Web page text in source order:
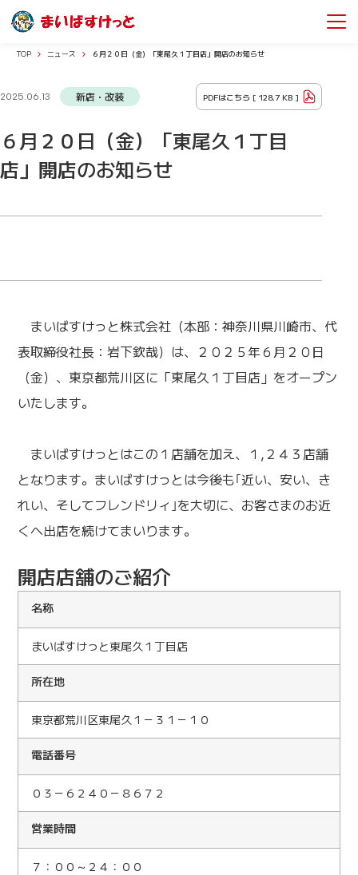
TOP ニュース ６月２０日（金）「東尾久１丁目店」開店のお知らせ
2025.06.13 新店・改装 PDFはこちら [ 128.7 KB ]
６月２０日（金）「東尾久１丁目
店」開店のお知らせ
まいばすけっと株式会社（本部：神奈川県川崎市、代
表取締役社長：岩下欽哉）は、２０２５年６月２０日
（金）、東京都荒川区に「東尾久１丁目店」をオープン
いたします。
まいばすけっとはこの１店舗を加え、１,２４３店舗
となります。まいばすけっとは今後も｢近い、安い、き
れい、そしてフレンドリィ｣を大切に、お客さまのお近
くへ出店を続けてまいります。
開店店舗のご紹介
名称
まいばすけっと東尾久１丁目店
所在地
東京都荒川区東尾久１－３１－１０
電話番号
０３－６２４０－８６７２
営業時間
７：００～２４：００